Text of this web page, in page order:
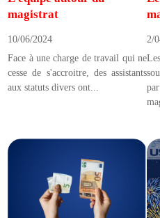
magistrat
10/06/2024
Face à une charge de travail qui ne
cesse de s'accroitre, des assistants
aux statuts divers ont...
2/